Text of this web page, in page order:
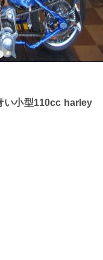
い小型110cc harley